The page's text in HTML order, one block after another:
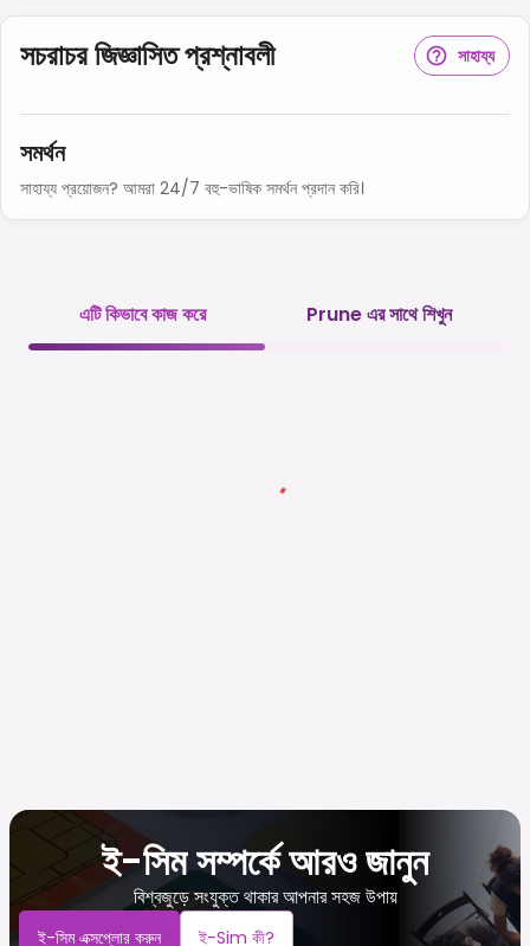
সচরাচর জিজ্ঞাসিত প্রশ্নাবলী সাহায্য
সমর্থন
সাহায্য প্রয়োজন? আমরা 24/7 বহু-ভাষিক সমর্থন প্রদান করি।
এটি কিভাবে কাজ করে Prune এর সাথে শিখুন
ই-সিম সম্পর্কে আরও জানুন
বিশ্বজুড়ে সংযুক্ত থাকার আপনার সহজ উপায়
ই-সিম এক্সপ্লোর করুন ই-Sim কী?